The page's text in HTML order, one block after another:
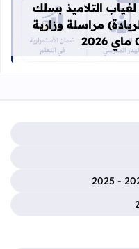
التلاميذ بسلك
مراسلة وزارية